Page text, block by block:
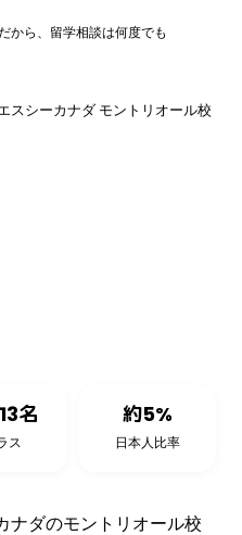
から、留学相談は何度でも
スシーカナダ モントリオール校
名
ス
約5%
日本人比率
ナダのモントリオール校